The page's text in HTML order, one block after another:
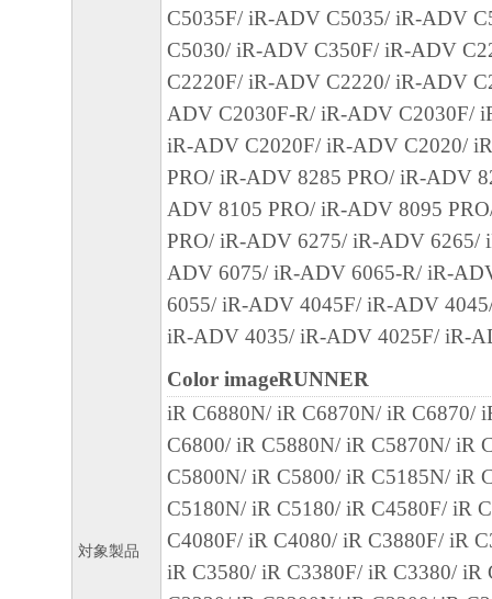
This Agreement shall also terminate if you fail
terms hereof. Upon termination of this
Canon enforcing its respective legal rights, you
promptly destroy the SOFTWARE including
thereof. Notwithstanding the foregoing,
11 shall survive any termination of this
9. U.S. GOVERNMENT RESTRICTED
対象製品
C5035F/ iR-ADV C5035/ iR-ADV
C5030/ iR-ADV C350F/ iR-ADV
C2220F/ iR-ADV C2220/ iR-ADV
ADV C2030F-R/ iR-ADV C2030F/
iR-ADV C2020F/ iR-ADV C2020/
PRO/ iR-ADV 8285 PRO/ iR-ADV
ADV 8105 PRO/ iR-ADV 8095
PRO/ iR-ADV 6275/ iR-ADV 6265/
ADV 6075/ iR-ADV 6065-R/ iR-
6055/ iR-ADV 4045F/ iR-ADV
iR-ADV 4035/ iR-ADV 4025F/ iR-
Color imageRUNNER
iR C6880N/ iR C6870N/ iR C6870/
C6800/ iR C5880N/ iR C5870N/ iR
C5800N/ iR C5800/ iR C5185N/ iR
C5180N/ iR C5180/ iR C4580F/ iR
C4080F/ iR C4080/ iR C3880F/ iR
iR C3580/ iR C3380F/ iR C3380/ iR